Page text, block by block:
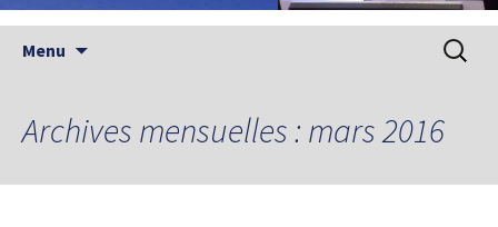
Menu
Archives mensuelles : mars 2016